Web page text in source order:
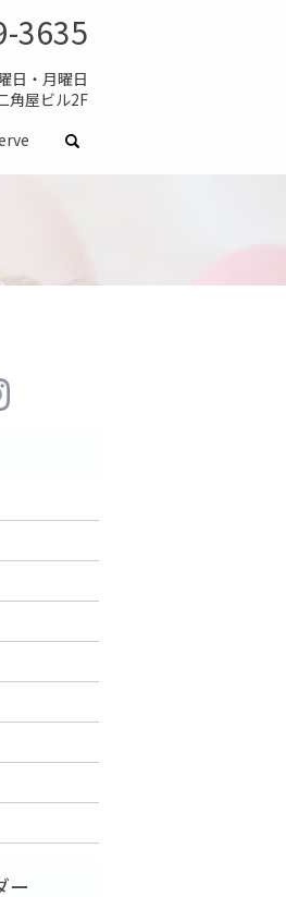
3635
日・月曜日
角屋ビル2F
search